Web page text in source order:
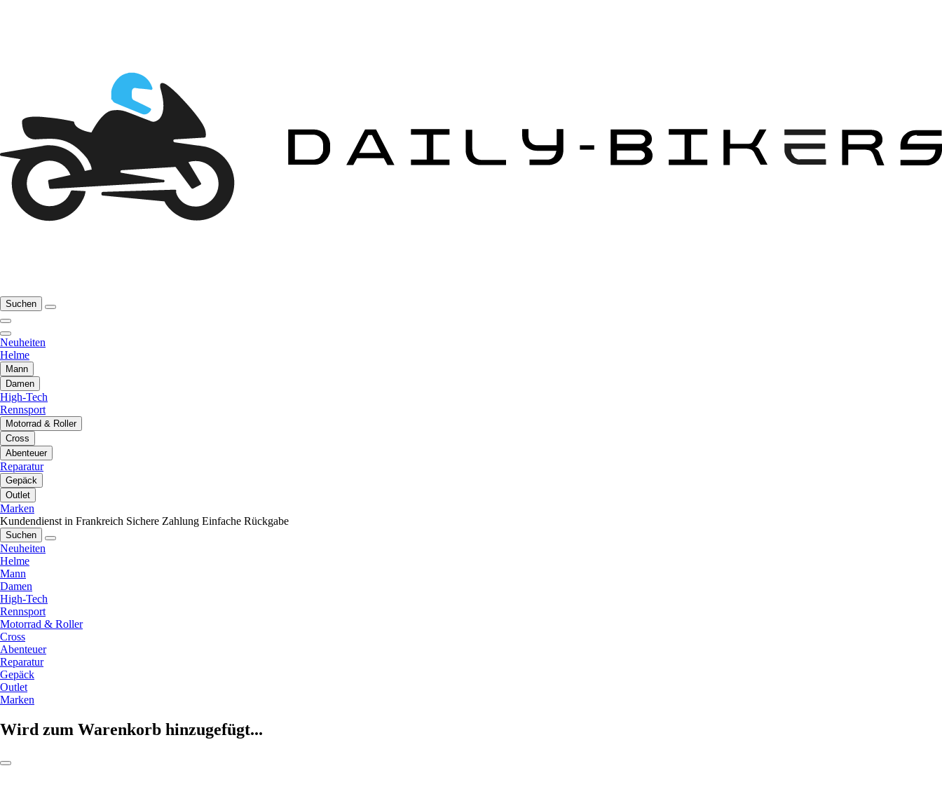
Suchen
Neuheiten
Helme
Mann
Damen
High-Tech
Rennsport
Motorrad & Roller
Cross
Abenteuer
Reparatur
Gepäck
Outlet
Marken
Kundendienst in Frankreich Sichere Zahlung Einfache Rückgabe
Suchen
Neuheiten
Helme
Mann
Damen
High-Tech
Rennsport
Motorrad & Roller
Cross
Abenteuer
Reparatur
Gepäck
Outlet
Marken
Wird zum Warenkorb hinzugefügt...